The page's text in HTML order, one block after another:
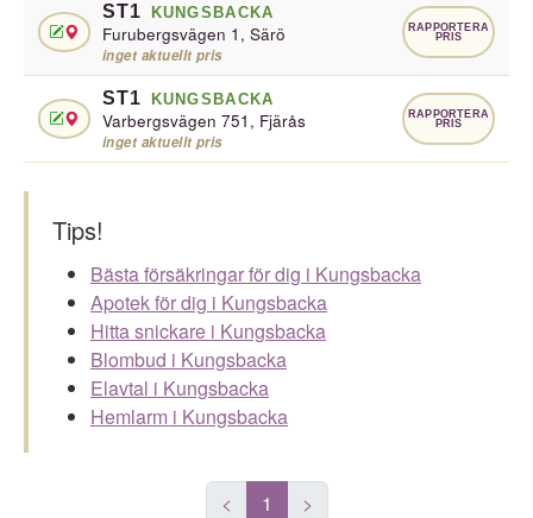
ST1 KUNGSBACKA
Furubergsvägen 1, Särö
inget aktuellt pris
RAPPORTERA
PRIS
ST1 KUNGSBACKA
Varbergsvägen 751, Fjärås
inget aktuellt pris
RAPPORTERA
PRIS
Tips!
Bästa försäkringar för dig i Kungsbacka
Apotek för dig i Kungsbacka
Hitta snickare i Kungsbacka
Blombud i Kungsbacka
Elavtal i Kungsbacka
Hemlarm i Kungsbacka
< 1 >